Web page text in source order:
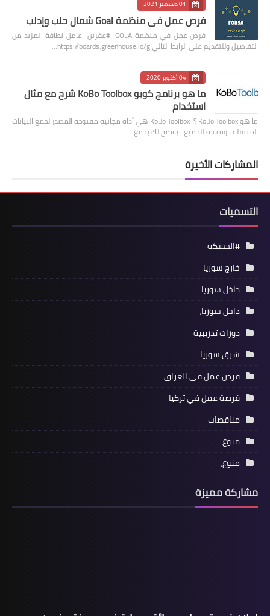
01 ديسمبر 2021
فرص عمل في منظمة Goal شمال حلب وإدلب
فرص عمل في منظمة GOLA #عفرين عامل نظافة لمزيد من
التفاصيل وللتقديم على الرابط التالي https://boards.greenhouse.io/g…
04 أكتوبر 2020
ما هو برنامج كوبو KoBo Toolbox شرح مع مثال
استخدام
ما هو KoBo Toolbox ؟ KoBo Toolbox هي أداة مجانية مفتوحة المصدر لجمع البيانات
المتنقلة ، ومتاحة للجميع. يسمح لك بجمع …
المشاركات الأخيرة
التسميات
#الحسكة
خارج سوريا
داخل سوريا
داخل سوريا،
دورات تدريبية
شرق سوريا
فرص عمل في العراق
فرصة عمل في تركيا
مناقصات
منوع
منوع،
مشاركة مميزة